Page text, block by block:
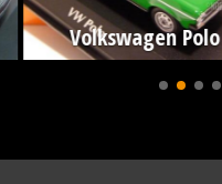
Volkswagen Polo